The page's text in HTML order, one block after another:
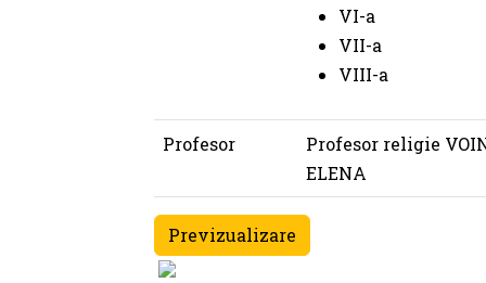
VI-a
VII-a
VIII-a
Profesor
Profesor religie
ELENA
Previzualizare